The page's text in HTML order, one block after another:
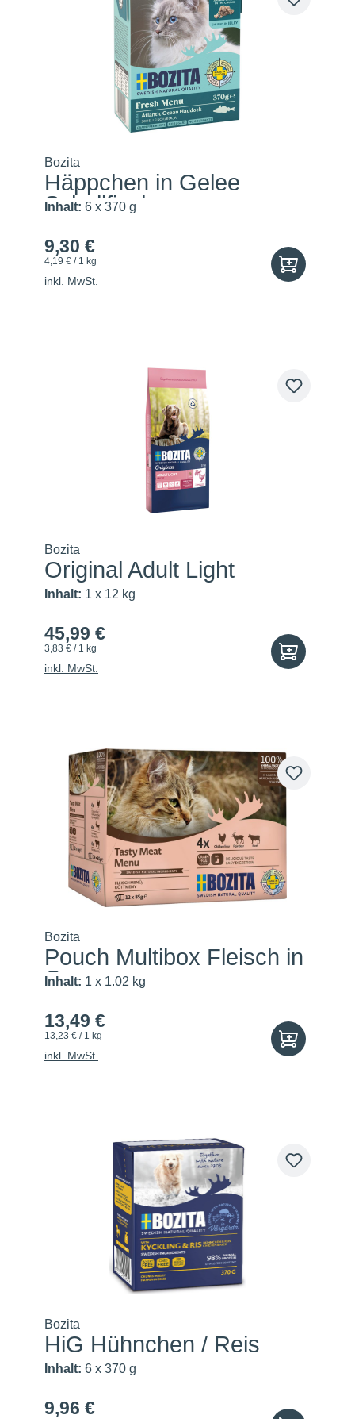
Bozita
Häppchen in Gelee
Schellfisch
Inhalt: 6 x 370 g
9,30 €
4,19 € / 1 kg
inkl. MwSt.
Bozita
Original Adult Light
Inhalt: 1 x 12 kg
45,99 €
3,83 € / 1 kg
inkl. MwSt.
Bozita
Pouch Multibox Fleisch in
G...
Inhalt: 1 x 1.02 kg
13,49 €
13,23 € / 1 kg
inkl. MwSt.
Bozita
HiG Hühnchen / Reis
Inhalt: 6 x 370 g
9,96 €